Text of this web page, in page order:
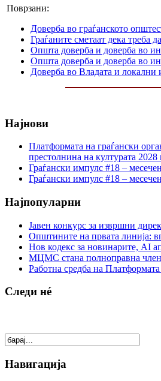
Поврзани:
Доверба во граѓанското
Граѓаните сметаат дека треба
Општа доверба и доверба во
Општа доверба и доверба во
Доверба во Владата и локални
Најнови
Платформата на граѓански
престолнина на културата
Граѓански импулс #18 –
Граѓански импулс #18 –
Најпопуларни
Јавен конкурс за извршни
Општините на првата линија:
Нов кодекс за новинарите, AI
МЦМС стана полноправна
Работна средба на
Следи нé
Навигација